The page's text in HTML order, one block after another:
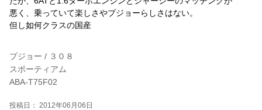
悪く、乗っていて楽しさやプジョーらしさはない。
但し如何クラスの国産
プジョー / ３０８
スポーティアム
ABA-T75F02
投稿日： 2012年06月06日